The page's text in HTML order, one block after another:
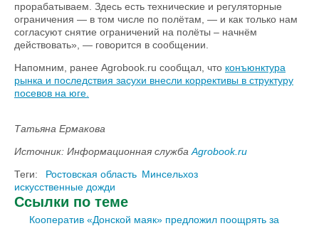
прорабатываем. Здесь есть технические и регуляторные
ограничения — в том числе по полётам, — и как только нам
согласуют снятие ограничений на полёты – начнём
действовать», — говорится в сообщении.
Напомним, ранее Agrobook.ru сообщал, что конъюнктура
рынка и последствия засухи внесли коррективы в структуру
посевов на юге.
Татьяна Ермакова
Источник: Информационная служба Agrobook.ru
Теги:
Ростовская область Минсельхоз
искусственные дожди
Ссылки по теме
Кооператив «Донской маяк» предложил поощрять за